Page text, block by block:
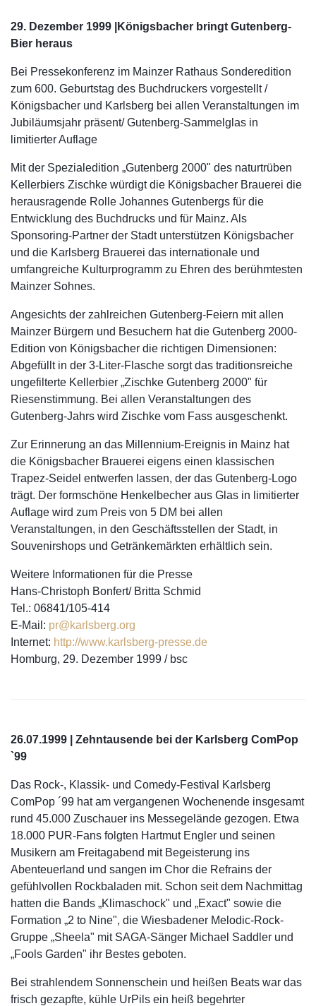
29. Dezember 1999 |Königsbacher bringt Gutenberg-
Bier heraus
Bei Pressekonferenz im Mainzer Rathaus Sonderedition
zum 600. Geburtstag des Buchdruckers vorgestellt /
Königsbacher und Karlsberg bei allen Veranstaltungen im
Jubiläumsjahr präsent/ Gutenberg-Sammelglas in
limitierter Auflage
Mit der Spezialedition „Gutenberg 2000" des naturtrüben
Kellerbiers Zischke würdigt die Königsbacher Brauerei die
herausragende Rolle Johannes Gutenbergs für die
Entwicklung des Buchdrucks und für Mainz. Als
Sponsoring-Partner der Stadt unterstützen Königsbacher
und die Karlsberg Brauerei das internationale und
umfangreiche Kulturprogramm zu Ehren des berühmtesten
Mainzer Sohnes.
Angesichts der zahlreichen Gutenberg-Feiern mit allen
Mainzer Bürgern und Besuchern hat die Gutenberg 2000-
Edition von Königsbacher die richtigen Dimensionen:
Abgefüllt in der 3-Liter-Flasche sorgt das traditionsreiche
ungefilterte Kellerbier „Zischke Gutenberg 2000" für
Riesenstimmung. Bei allen Veranstaltungen des
Gutenberg-Jahrs wird Zischke vom Fass ausgeschenkt.
Zur Erinnerung an das Millennium-Ereignis in Mainz hat
die Königsbacher Brauerei eigens einen klassischen
Trapez-Seidel entwerfen lassen, der das Gutenberg-Logo
trägt. Der formschöne Henkelbecher aus Glas in limitierter
Auflage wird zum Preis von 5 DM bei allen
Veranstaltungen, in den Geschäftsstellen der Stadt, in
Souvenirshops und Getränkemärkten erhältlich sein.
Weitere Informationen für die Presse
Hans-Christoph Bonfert/ Britta Schmid
Tel.: 06841/105-414
E-Mail: pr@karlsberg.org
Internet: http://www.karlsberg-presse.de
Homburg, 29. Dezember 1999 / bsc
26.07.1999 | Zehntausende bei der Karlsberg ComPop
`99
Das Rock-, Klassik- und Comedy-Festival Karlsberg
ComPop ´99 hat am vergangenen Wochenende insgesamt
rund 45.000 Zuschauer ins Messegelände gezogen. Etwa
18.000 PUR-Fans folgten Hartmut Engler und seinen
Musikern am Freitagabend mit Begeisterung ins
Abenteuerland und sangen im Chor die Refrains der
gefühlvollen Rockbaladen mit. Schon seit dem Nachmittag
hatten die Bands „Klimaschock" und „Exact" sowie die
Formation „2 to Nine", die Wiesbadener Melodic-Rock-
Gruppe „Sheela" mit SAGA-Sänger Michael Saddler und
„Fools Garden" ihr Bestes geboten.
Bei strahlendem Sonnenschein und heißen Beats war das
frisch gezapfte, kühle UrPils ein heiß begehrter